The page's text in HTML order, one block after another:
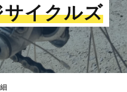
イクルズ